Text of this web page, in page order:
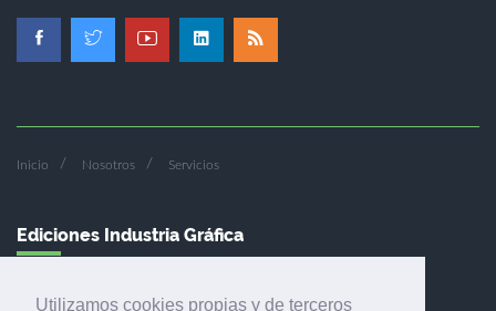
Utilizamos cookies propias y de terceros
Inicio Nosotros Servicios
Ediciones Industria Gráfica